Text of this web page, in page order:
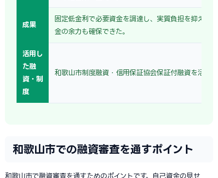
成果
固定低金利で必要資金を調達し、実質負担を抑えて
金の余力も確保できた。
活用し
た融
資・制
度
和歌山市制度融資・信用保証協会保証付融資を活用
和歌山市での融資審査を通すポイント
和歌山市で融資審査を通すためのポイントです。自己資金の見せ